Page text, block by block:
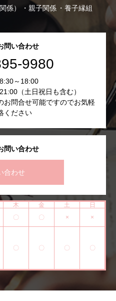
係）
親子関係 養子縁組
問い合わせ
合わせ
問い合わせ
9980
～18:00
（土日祝日も含む）
お問合せ可能ですのでお気軽
ください
木 金 土
日
〇 〇 ×
×
〇 〇 〇 〇